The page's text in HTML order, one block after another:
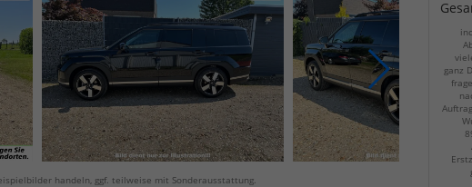
ganz
handeln, ggf. teilweise mit Sonderausstattung.